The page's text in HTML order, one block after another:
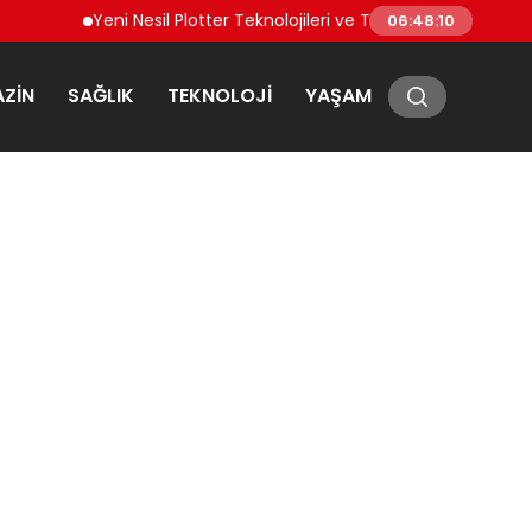
Yeni Nesil Plotter Teknolojileri ve Teknik Bakım
06:48:10
SAĞLIK TEKNOLOJI YAŞAM